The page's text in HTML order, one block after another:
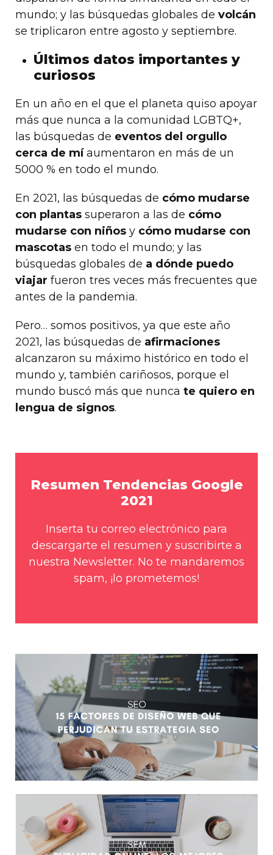
mundo; y las búsquedas globales de volcán
se triplicaron entre agosto y septiembre.
Últimos datos importantes y
curiosos
En un año en el que el planeta quiso apoyar
más que nunca a la comunidad LGBTQ+,
las búsquedas de eventos del orgullo
cerca de míaumentaron en más de un
5000 % en todo el mundo.
En 2021, las búsquedas de cómo mudarse
con plantas superaron a las de cómo
mudarse con niños y cómo mudarse con
mascotas en todo el mundo; y las
búsquedas globales de a dónde puedo
viajar fueron tres veces más frecuentes que
antes de la pandemia.
Pero… somos positivos, ya que este año
2021, las búsquedas de afirmaciones
alcanzaron su máximo histórico en todo el
mundo y, también cariñosos, porque el
mundo buscó más que nunca te quiero en
lengua de signos.
Resumen Tendencias Google
2021
Inserta tu correo electrónico para
descargarte el resumen y suscribirte a
nuestra Newsletter. No te mandaremos
spam, ¡lo prometemos!